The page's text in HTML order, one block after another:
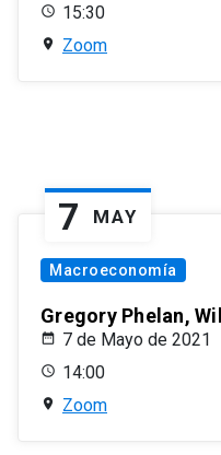
15:30
Zoom
7 MAY
Macroeconomía
Gregory Phelan,
7 de Mayo de 2021
14:00
Zoom